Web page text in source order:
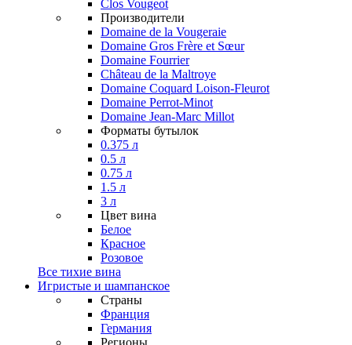
Clos Vougeot
Производители
Domaine de la Vougeraie
Domaine Gros Frère et Sœur
Domaine Fourrier
Château de la Maltroye
Domaine Coquard Loison-Fleurot
Domaine Perrot-Minot
Domaine Jean-Marc Millot
Форматы бутылок
0.375 л
0.5 л
0.75 л
1.5 л
3 л
Цвет вина
Белое
Красное
Розовое
Все тихие вина
Игристые и шампанское
Страны
Франция
Германия
Регионы